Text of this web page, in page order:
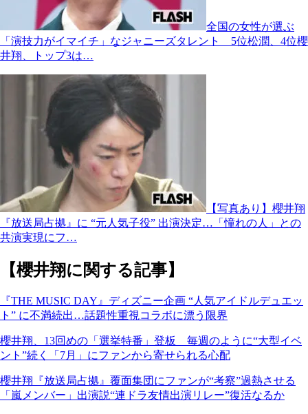
全国の女性が選ぶ
「演技力がイマイチ」なジャニーズタレント 5位松潤、4位櫻
井翔、トップ3は…
【写真あり】櫻井翔
『放送局占拠』に “元人気子役” 出演決定…「憧れの人」との
共演実現にフ…
【櫻井翔に関する記事】
『THE MUSIC DAY』ディズニー企画 “人気アイドルデュエッ
ト” に不満続出…話題性重視コラボに漂う限界
櫻井翔、13回めの「選挙特番」登板 毎週のように“大型イベ
ント”続く「7月」にファンから寄せられる心配
櫻井翔『放送局占拠』覆面集団にファンが“考察”過熱させる
「嵐メンバー」出演説“連ドラ友情出演リレー”復活なるか